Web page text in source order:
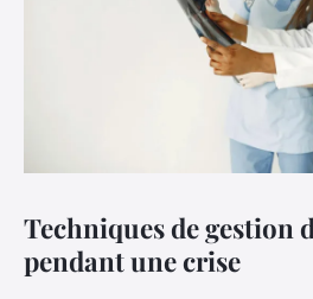
Techniques de gestion
pendant une crise